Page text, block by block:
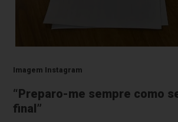
Imagem Instagram
“Preparo-me sempre como
final”